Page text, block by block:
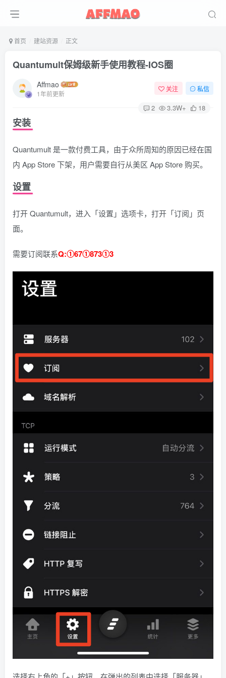
首页 建站资源 正文
Quantumult保姆级新手使用教程-IOS圈
Affmao
1年前更新
关注 私信
2 3.3W+ 18
安装
Quantumult 是一款付费工具，由于众所周知的原因已经在国
内 App Store 下架，用户需要自行从美区 App Store 购买。
设置
打开 Quantumult，进入「设置」选项卡，打开「订阅」页
面。
需要订阅联系Q:①67①873①3